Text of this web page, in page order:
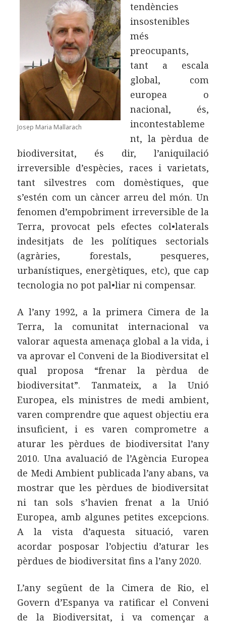
Josep Maria Mallarach
tendències
insostenibles
més
preocupants,
tant a escala
global, com
europea o
nacional, és,
incontestableme
nt, la pèrdua de
biodiversitat, és dir, l’aniquilació
irreversible d’espècies, races i varietats,
tant silvestres com domèstiques, que
s’estén com un càncer arreu del món. Un
fenomen d’empobriment irreversible de la
Terra, provocat pels efectes col•laterals
indesitjats de les polítiques sectorials
(agràries, forestals, pesqueres,
urbanístiques, energètiques, etc), que cap
tecnologia no pot pal•liar ni compensar.
A l’any 1992, a la primera Cimera de la
Terra, la comunitat internacional va
valorar aquesta amenaça global a la vida, i
va aprovar el Conveni de la Biodiversitat el
qual proposa “frenar la pèrdua de
biodiversitat”. Tanmateix, a la Unió
Europea, els ministres de medi ambient,
varen comprendre que aquest objectiu era
insuficient, i es varen comprometre a
aturar les pèrdues de biodiversitat l’any
2010. Una avaluació de l’Agència Europea
de Medi Ambient publicada l’any abans, va
mostrar que les pèrdues de biodiversitat
ni tan sols s’havien frenat a la Unió
Europea, amb algunes petites excepcions.
A la vista d’aquesta situació, varen
acordar posposar l’objectiu d’aturar les
pèrdues de biodiversitat fins a l’any 2020.
L’any següent de la Cimera de Rio, el
Govern d’Espanya va ratificar el Conveni
de la Biodiversitat, i va començar a